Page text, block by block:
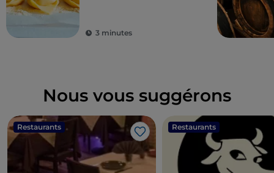
3 minutes
Nous vous suggérons
Restaurants
J’aime
Restaurants